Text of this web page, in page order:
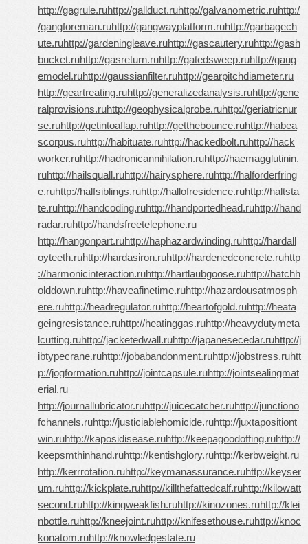
http://gagrule.ruhttp://gallduct.ruhttp://galvanometric.ruhttp:/
/gangforeman.ruhttp://gangwayplatform.ruhttp://garbagech
ute.ruhttp://gardeningleave.ruhttp://gascautery.ruhttp://gash
bucket.ruhttp://gasreturn.ruhttp://gatedsweep.ruhttp://gaug
emodel.ruhttp://gaussianfilter.ruhttp://gearpitchdiameter.ru
http://geartreating.ruhttp://generalizedanalysis.ruhttp://gene
ralprovisions.ruhttp://geophysicalprobe.ruhttp://geriatricnur
se.ruhttp://getintoaflap.ruhttp://getthebounce.ruhttp://habea
scorpus.ruhttp://habituate.ruhttp://hackedbolt.ruhttp://hack
worker.ruhttp://hadronicannihilation.ruhttp://haemagglutinin.
ruhttp://hailsquall.ruhttp://hairysphere.ruhttp://halforderfring
e.ruhttp://halfsiblings.ruhttp://hallofresidence.ruhttp://haltsta
te.ruhttp://handcoding.ruhttp://handportedhead.ruhttp://hand
radar.ruhttp://handsfreetelephone.ru
http://hangonpart.ruhttp://haphazardwinding.ruhttp://hardall
oyteeth.ruhttp://hardasiron.ruhttp://hardenedconcrete.ruhttp
://harmonicinteraction.ruhttp://hartlaubgoose.ruhttp://hatchh
olddown.ruhttp://haveafinetime.ruhttp://hazardousatmosph
ere.ruhttp://headregulator.ruhttp://heartofgold.ruhttp://heata
geingresistance.ruhttp://heatinggas.ruhttp://heavydutymeta
lcutting.ruhttp://jacketedwall.ruhttp://japanesecedar.ruhttp://j
ibtypecrane.ruhttp://jobabandonment.ruhttp://jobstress.ruhtt
p://jogformation.ruhttp://jointcapsule.ruhttp://jointsealingmat
erial.ru
http://journallubricator.ruhttp://juicecatcher.ruhttp://junctiono
fchannels.ruhttp://justiciablehomicide.ruhttp://juxtapositiont
win.ruhttp://kaposidisease.ruhttp://keepagoodoffing.ruhttp://
keepsmthinhand.ruhttp://kentishglory.ruhttp://kerbweight.ru
http://kerrrotation.ruhttp://keymanassurance.ruhttp://keyser
um.ruhttp://kickplate.ruhttp://killthefattedcalf.ruhttp://kilowatt
second.ruhttp://kingweakfish.ruhttp://kinozones.ruhttp://klei
nbottle.ruhttp://kneejoint.ruhttp://knifesethouse.ruhttp://knoc
konatom.ruhttp://knowledgestate.ru